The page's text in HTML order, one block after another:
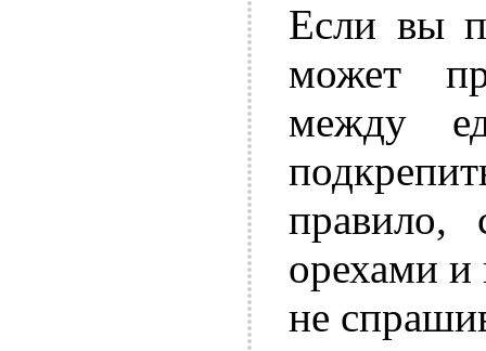
Если вы
может
между
правило,
орехами
не